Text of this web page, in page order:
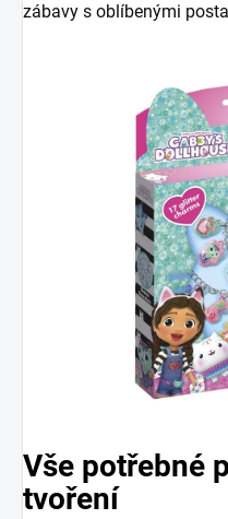
zábavy s oblíbenými
Vše potřebné
tvoření